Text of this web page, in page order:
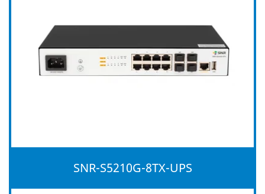
SNR-S5210G-8TX-UPS